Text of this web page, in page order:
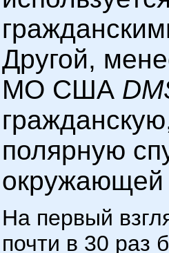
Другой,
МО США
полярную
окружающей
На первый
почти в 30 раз